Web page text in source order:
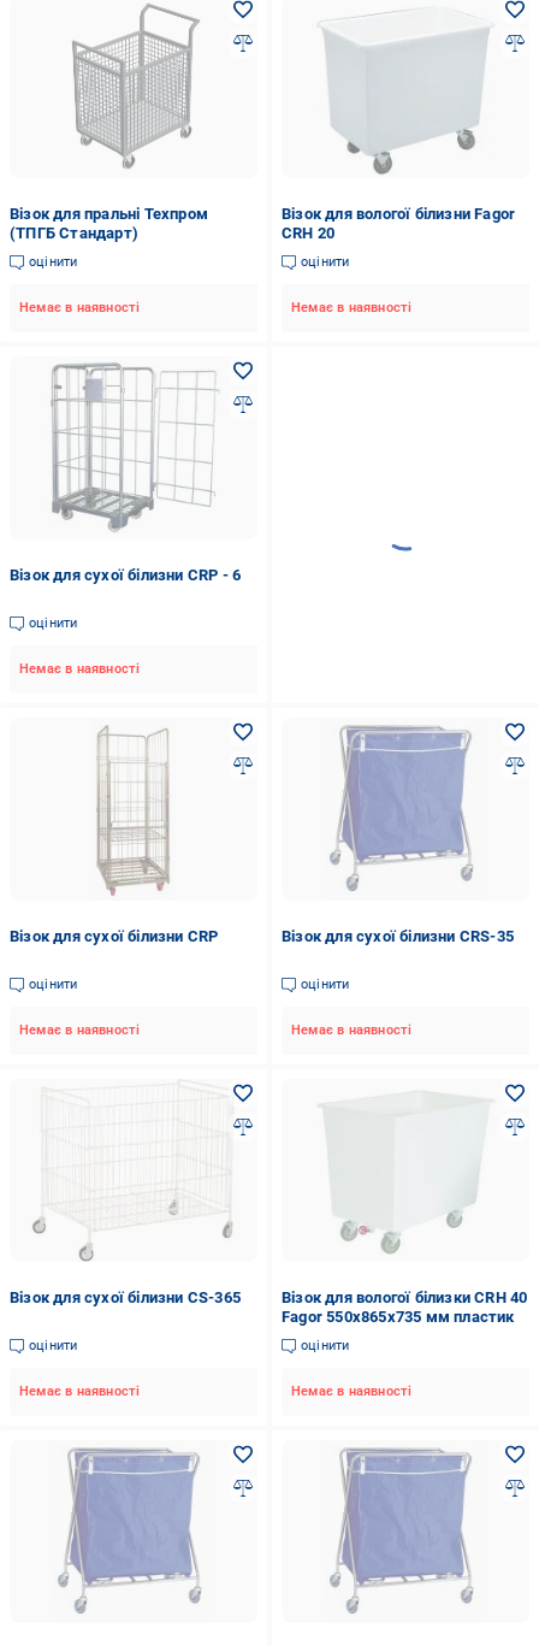
Візок для пральні Техпром
(ТПГБ Стандарт)
оцінити
Немає в наявності
Візок для вологої білизни Fagor
CRH 20
оцінити
Немає в наявності
Візок для сухої білизни CRP - 6
оцінити
Немає в наявності
Візок для сухої білизни CRP
оцінити
Немає в наявності
Візок для сухої білизни CRS-35
оцінити
Немає в наявності
Візок для сухої білизни CS-365
оцінити
Немає в наявності
Візок для вологої білизки CRH 40
Fagor 550x865х735 мм пластик
оцінити
Немає в наявності